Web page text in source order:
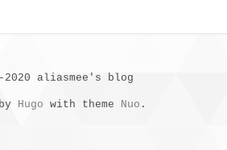
2020 aliasmee's blog
Hugo with theme Nuo .